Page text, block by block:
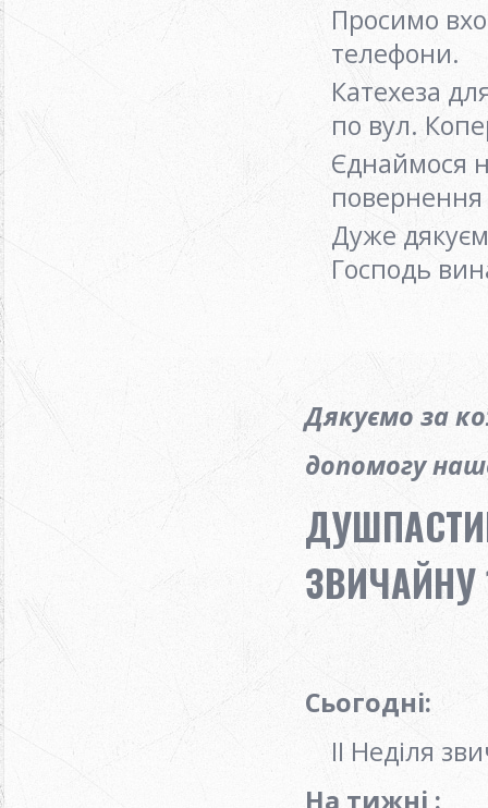
Просимо
телефони.
Катехеза
по вул.
Єднаймося
повернення
Дуже
Господь
Дякуємо за
допомогу
ЗВИЧАЙНУ
Сьогодні:
ІІ Неділя
На тижні :